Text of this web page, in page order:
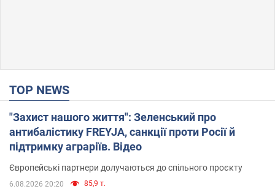
TOP NEWS
"Захист нашого життя": Зеленський про
антибалістику FREYJA, санкції проти Росії й
підтримку аграріїв. Відео
Європейські партнери долучаються до спільного проєкту
6.08.2026 20:20 85,9 т.